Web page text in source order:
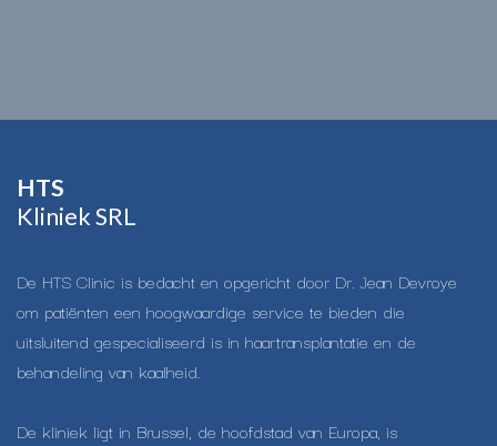
HTS​
Kliniek SRL
De HTS Clinic is bedacht en opgericht door Dr. Jean Devroye
om patiënten een hoogwaardige service te bieden die
uitsluitend gespecialiseerd is in haartransplantatie en de
behandeling van kaalheid.
De kliniek ligt in Brussel, de hoofdstad van Europa, is